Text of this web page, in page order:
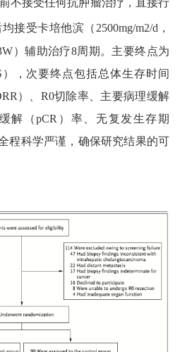
接受卡培他滨（ 2500mg/m2/d ，
）辅助治疗8周期。主要终点为
），次要终点包括总体生存时间
）、 R0切除率、主要病理缓解
解（pCR ）率、无复发生存期
程科学严谨，确保研究结果的可